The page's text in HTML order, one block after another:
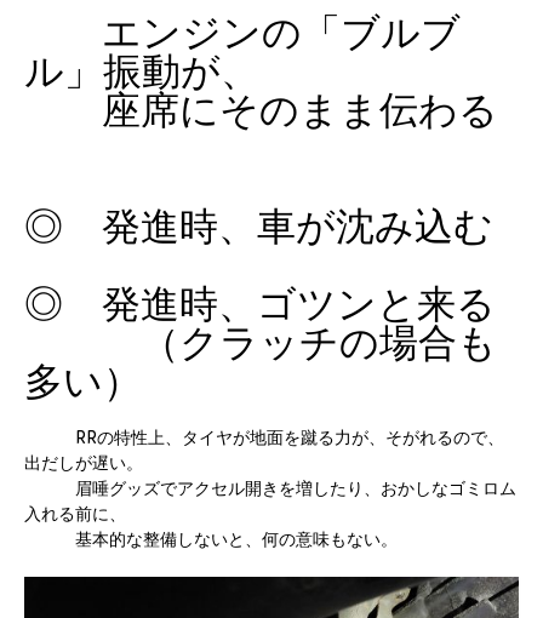
エンジンの「ブルブ
ル」振動が、
座席にそのまま伝わる
◎ 発進時、車が沈み込む
◎ 発進時、ゴツンと来る
（クラッチの場合も
多い）
RRの特性上、タイヤが地面を蹴る力が、そがれるので、
出だしが遅い。
眉唾グッズでアクセル開きを増したり、おかしなゴミロム
入れる前に、
基本的な整備しないと、何の意味もない。